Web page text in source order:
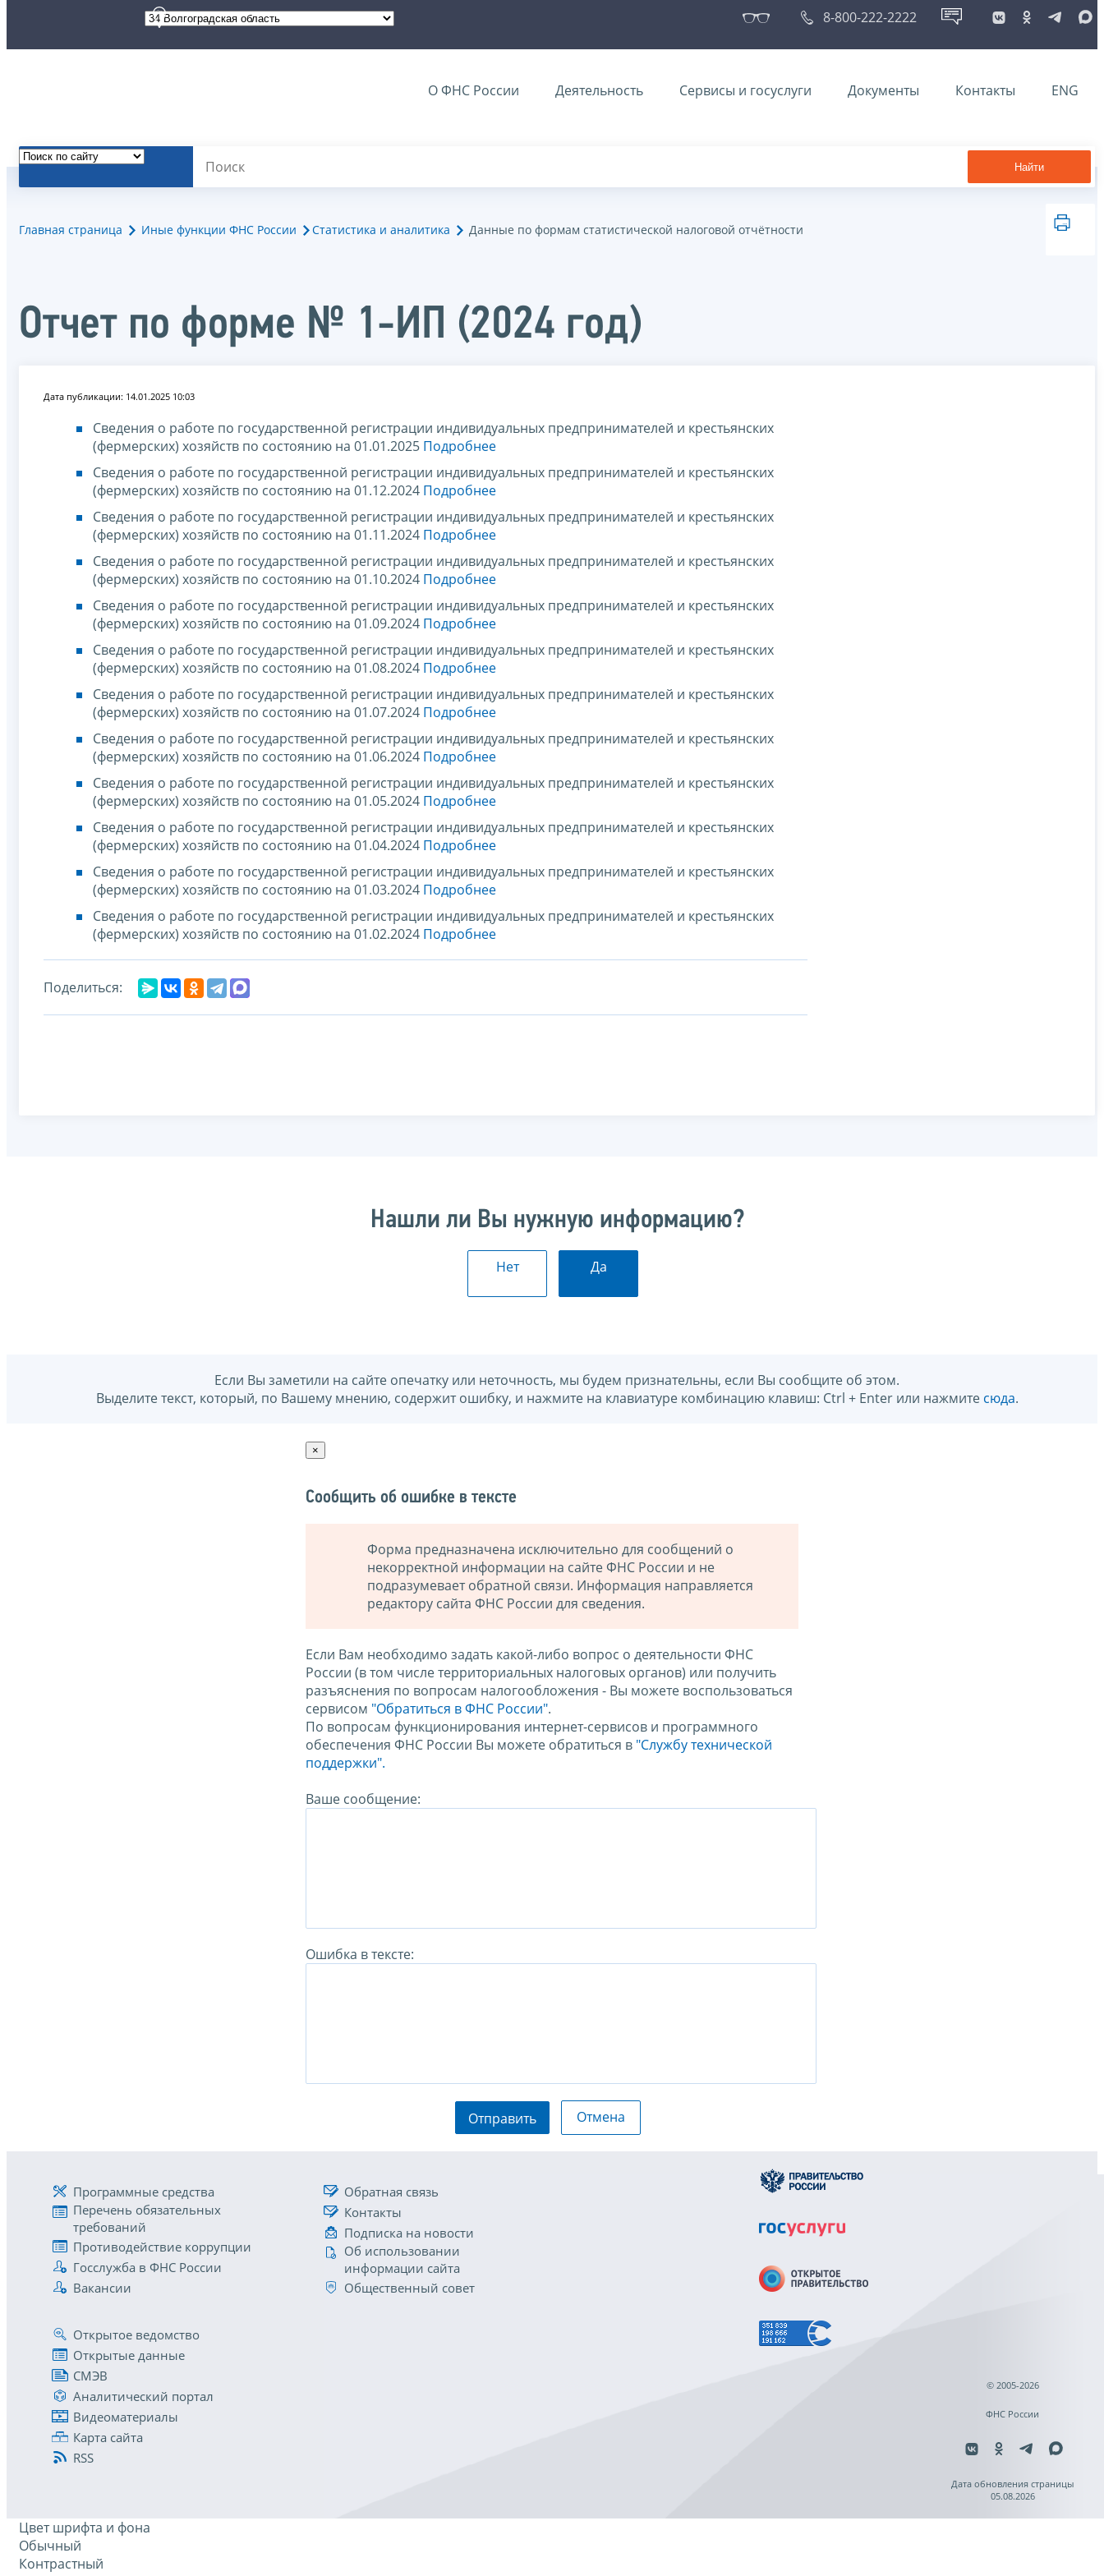
8-800-222-2222
О ФНС России Деятельность Сервисы и госуслуги Документы Контакты ENG
Найти
Главная страница Иные функции ФНС России Статистика и аналитика Данные по формам статистической налоговой отчётности
Отчет по форме № 1-ИП (2024 год)
Дата публикации: 14.01.2025 10:03
Сведения о работе по государственной регистрации индивидуальных предпринимателей и крестьянских
(фермерских) хозяйств по состоянию на 01.01.2025 Подробнее
Сведения о работе по государственной регистрации индивидуальных предпринимателей и крестьянских
(фермерских) хозяйств по состоянию на 01.12.2024 Подробнее
Сведения о работе по государственной регистрации индивидуальных предпринимателей и крестьянских
(фермерских) хозяйств по состоянию на 01.11.2024 Подробнее
Сведения о работе по государственной регистрации индивидуальных предпринимателей и крестьянских
(фермерских) хозяйств по состоянию на 01.10.2024 Подробнее
Сведения о работе по государственной регистрации индивидуальных предпринимателей и крестьянских
(фермерских) хозяйств по состоянию на 01.09.2024 Подробнее
Сведения о работе по государственной регистрации индивидуальных предпринимателей и крестьянских
(фермерских) хозяйств по состоянию на 01.08.2024 Подробнее
Сведения о работе по государственной регистрации индивидуальных предпринимателей и крестьянских
(фермерских) хозяйств по состоянию на 01.07.2024 Подробнее
Сведения о работе по государственной регистрации индивидуальных предпринимателей и крестьянских
(фермерских) хозяйств по состоянию на 01.06.2024 Подробнее
Сведения о работе по государственной регистрации индивидуальных предпринимателей и крестьянских
(фермерских) хозяйств по состоянию на 01.05.2024 Подробнее
Сведения о работе по государственной регистрации индивидуальных предпринимателей и крестьянских
(фермерских) хозяйств по состоянию на 01.04.2024 Подробнее
Сведения о работе по государственной регистрации индивидуальных предпринимателей и крестьянских
(фермерских) хозяйств по состоянию на 01.03.2024 Подробнее
Сведения о работе по государственной регистрации индивидуальных предпринимателей и крестьянских
(фермерских) хозяйств по состоянию на 01.02.2024 Подробнее
Поделиться:
Нашли ли Вы нужную информацию?
Нет Да
Если Вы заметили на сайте опечатку или неточность, мы будем признательны, если Вы сообщите об этом.
Выделите текст, который, по Вашему мнению, содержит ошибку, и нажмите на клавиатуре комбинацию клавиш: Ctrl + Enter или нажмите сюда.
×
Сообщить об ошибке в тексте
Форма предназначена исключительно для сообщений о
некорректной информации на сайте ФНС России и не
подразумевает обратной связи. Информация направляется
редактору сайта ФНС России для сведения.
Если Вам необходимо задать какой-либо вопрос о деятельности ФНС
России (в том числе территориальных налоговых органов) или получить
разъяснения по вопросам налогообложения - Вы можете воспользоваться
сервисом "Обратиться в ФНС России".
По вопросам функционирования интернет-сервисов и программного
обеспечения ФНС России Вы можете обратиться в "Службу технической
поддержки".
Ваше сообщение:
Ошибка в тексте:
Отправить Отмена
Программные средства
Перечень обязательных
требований
Противодействие коррупции
Госслужба в ФНС России
Вакансии
Обратная связь
Контакты
Подписка на новости
Об использовании
информации сайта
Общественный совет
Открытое ведомство
Открытые данные
СМЭВ
Аналитический портал
Видеоматериалы
Карта сайта
RSS
© 2005-2026
ФНС России
Дата обновления страницы
05.08.2026
Цвет шрифта и фона
Обычный
Контрастный